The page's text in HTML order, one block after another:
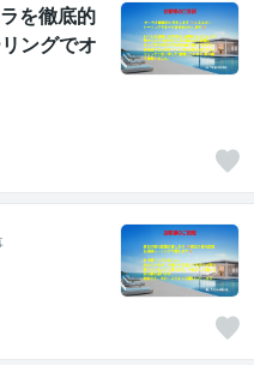
を徹底的
ングでオ